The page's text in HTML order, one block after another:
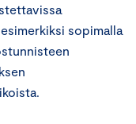
sopimalla